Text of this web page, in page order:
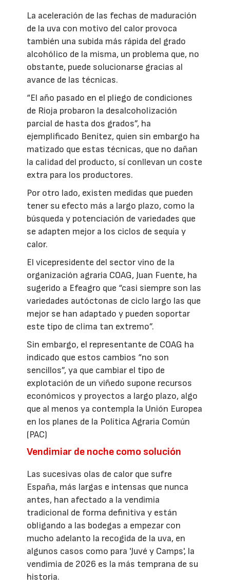
La aceleración de las fechas de maduración
de la uva con motivo del calor provoca
también una subida más rápida del grado
alcohólico de la misma, un problema que, no
obstante, puede solucionarse gracias al
avance de las técnicas.
“El año pasado en el pliego de condiciones
de Rioja probaron la desalcoholización
parcial de hasta dos grados”, ha
ejemplificado Benítez, quien sin embargo ha
matizado que estas técnicas, que no dañan
la calidad del producto, sí conllevan un coste
extra para los productores.
Por otro lado, existen medidas que pueden
tener su efecto más a largo plazo, como la
búsqueda y potenciación de variedades que
se adapten mejor a los ciclos de sequía y
calor.
El vicepresidente del sector vino de la
organización agraria COAG, Juan Fuente, ha
sugerido a Efeagro que “casi siempre son las
variedades autóctonas de ciclo largo las que
mejor se han adaptado y pueden soportar
este tipo de clima tan extremo”.
Sin embargo, el representante de COAG ha
indicado que estos cambios “no son
sencillos”, ya que cambiar el tipo de
explotación de un viñedo supone recursos
económicos y proyectos a largo plazo, algo
que al menos ya contempla la Unión Europea
en los planes de la Política Agraria Común
(PAC)
Vendimiar de noche como solución
Las sucesivas olas de calor que sufre
España, más largas e intensas que nunca
antes, han afectado a la vendimia
tradicional de forma definitiva y están
obligando a las bodegas a empezar con
mucho adelanto la recogida de la uva, en
algunos casos como para 'Juvé y Camps', la
vendimia de 2026 es la más temprana de su
historia.